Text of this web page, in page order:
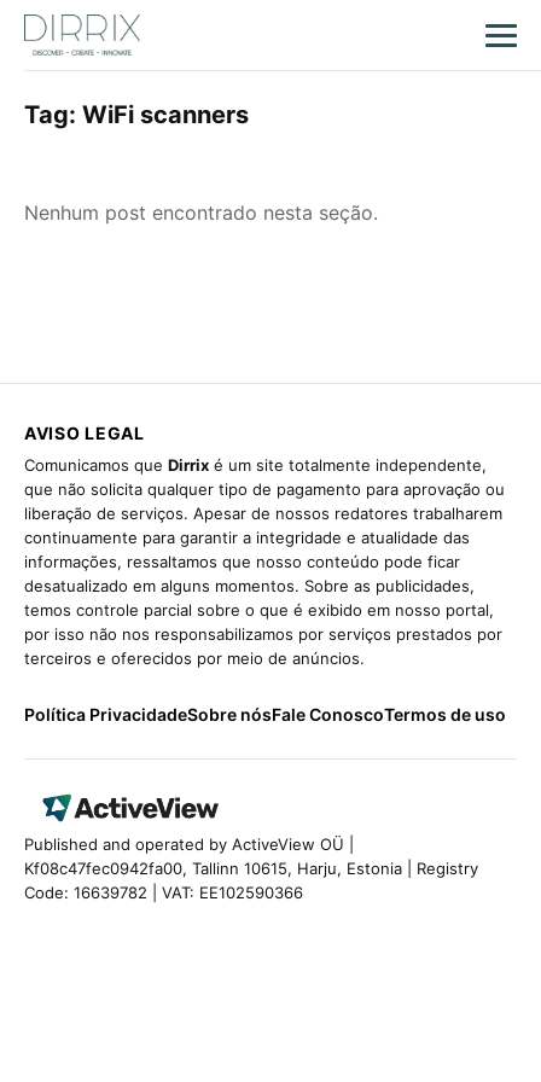
Tag: WiFi scanners
Nenhum post encontrado nesta seção.
AVISO LEGAL
Comunicamos que Dirrix é um site totalmente independente,
que não solicita qualquer tipo de pagamento para aprovação ou
liberação de serviços. Apesar de nossos redatores trabalharem
continuamente para garantir a integridade e atualidade das
informações, ressaltamos que nosso conteúdo pode ficar
desatualizado em alguns momentos. Sobre as publicidades,
temos controle parcial sobre o que é exibido em nosso portal,
por isso não nos responsabilizamos por serviços prestados por
terceiros e oferecidos por meio de anúncios.
Política PrivacidadeSobre nósFale ConoscoTermos de uso
Published and operated by ActiveView OÜ |
Kf08c47fec0942fa00, Tallinn 10615, Harju, Estonia | Registry
Code: 16639782 | VAT: EE102590366